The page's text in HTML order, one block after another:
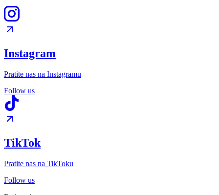
Instagram
Pratite nas na Instagramu
Follow us
TikTok
Pratite nas na TikToku
Follow us